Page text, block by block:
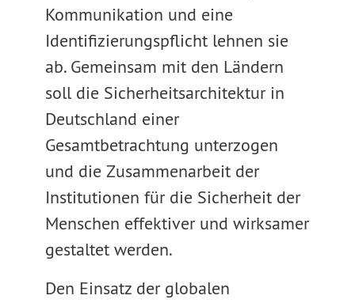
Kommunikation und eine
Identifizierungspflicht lehnen sie
ab. Gemeinsam mit den Ländern
soll die Sicherheitsarchitektur in
Deutschland einer
Gesamtbetrachtung unterzogen
und die Zusammenarbeit der
Institutionen für die Sicherheit der
Menschen effektiver und wirksamer
gestaltet werden.
Den Einsatz der globalen